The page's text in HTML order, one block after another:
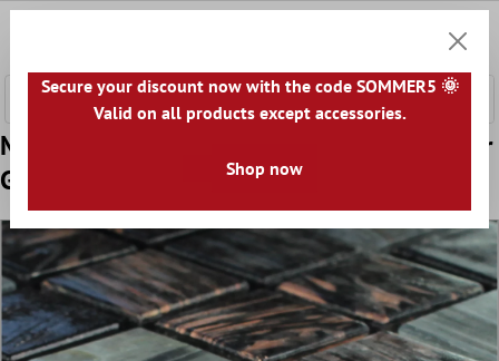
Model din Sticlă Efect Mozaic Tiglă Aur Star
Gri Inchis
Secure your discount now with the code SOMMER5 🌞
Valid on all products except accessories.
Shop now